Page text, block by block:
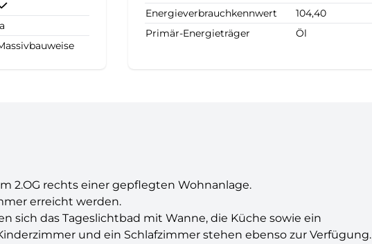
Energieverbrauchkennwert
104,40
Primär-Energieträger
Öl
2.OG rechts einer gepflegten Wohnanlage.
erreicht werden.
sich das Tageslichtbad mit Wanne, die Küche sowie ein
und ein Schlafzimmer stehen ebenso zur Verfügung.